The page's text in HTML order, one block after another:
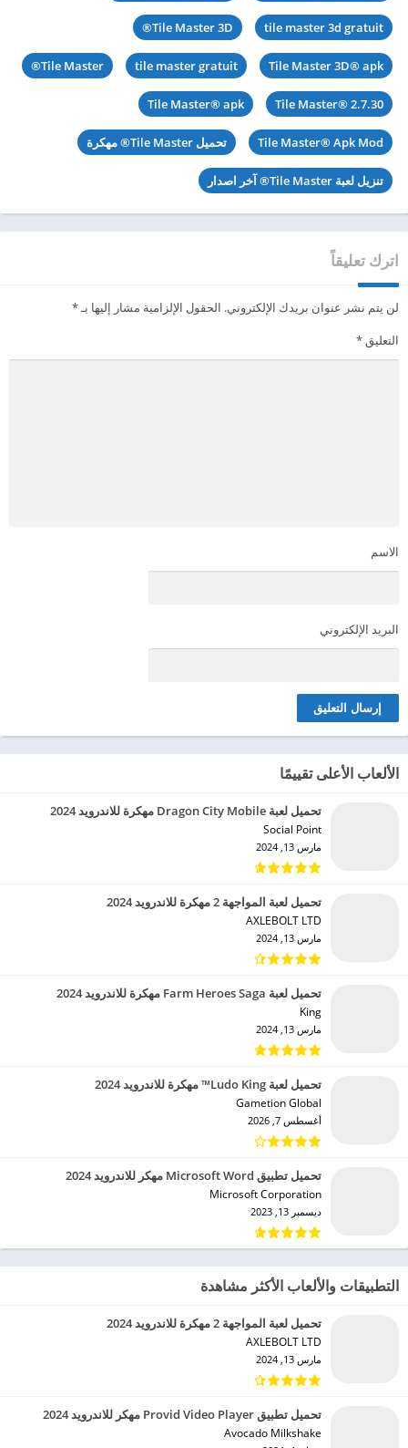
tile master 3d gratuit
Tile Master 3D®
Tile Master 3D® apk
tile master gratuit
Tile Master®
Tile Master® 2.7.30
Tile Master® apk
Tile Master® Apk Mod تحميل Tile Master® مهكرة
تنزيل لعبة Tile Master® آخر اصدار
اترك تعليقاً
لن يتم نشر عنوان بريدك الإلكتروني. الحقول الإلزامية مشار إليها بـ*
التعليق*
الاسم
البريد الإلكتروني
الألعاب الأعلى تقييمًا
تحميل لعبة Dragon City Mobile مهكرة للاندرويد 2024
Social Point‏
مارس 13, 2024
تحميل لعبة المواجهة 2 مهكرة للاندرويد 2024
AXLEBOLT LTD‏
مارس 13, 2024
تحميل لعبة Farm Heroes Saga مهكرة للاندرويد 2024
King‏
مارس 13, 2024
تحميل لعبة Ludo King™ مهكرة للاندرويد 2024
Gametion Global‏
أغسطس 7, 2026
تحميل تطبيق Microsoft Word مهكر للاندرويد 2024
Microsoft Corporation‏
ديسمبر 13, 2023
التطبيقات والألعاب الأكثر مشاهدة
تحميل لعبة المواجهة 2 مهكرة للاندرويد 2024
AXLEBOLT LTD‏
مارس 13, 2024
تحميل تطبيق Provid Video Player مهكر للاندرويد 2024
Avocado Milkshake‏